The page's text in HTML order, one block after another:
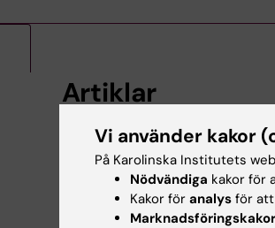
Artiklar
ARTICLE:FRONTIERS IN
Case report:IKZF1-related
SCID screening but can be
Ang C; Zetterstrom RH;
Vi använder kakor
På Karolinska Institutets
Nödvändiga kakor för
Kakor för analys för
Marknadsföringskakor